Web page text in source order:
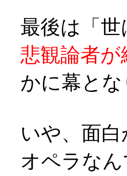
最後は「
悲観論者
かに幕と
いや、面
オペラな